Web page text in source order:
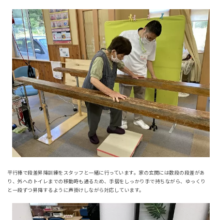
平行棒で段差昇降訓練をスタッフと一緒に行っています。家の玄関には数段の段差があ
り、外へのトイレまでの移動時も通るため、手摺をしっかり手で持ちながら、ゆっくり
と一段ずつ昇降するように声掛けしながら対応しています。